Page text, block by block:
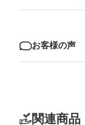
お客様の声
関連商品